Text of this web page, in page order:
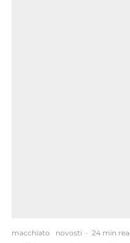
macchiato novosti · 24 min